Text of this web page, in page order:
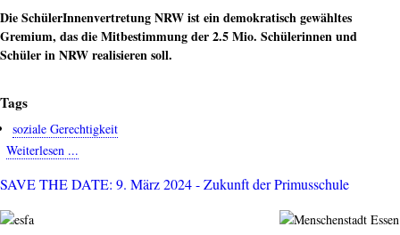
Die SchülerInnenvertretung NRW ist ein demokratisch gewähltes
Gremium, das die Mitbestimmung der 2.5 Mio. Schülerinnen und
Schüler in NRW realisieren soll.
Tags
soziale Gerechtigkeit
Weiterlesen ...
an
SAVE THE DATE: 9. März 2024 - Zukunft der Primusschule